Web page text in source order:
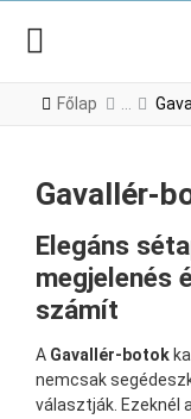
Főlap
Gavallér-
Elegáns
megjelenés
számít
A Gavallér-botok
nemcsak
választják. Ezeknél